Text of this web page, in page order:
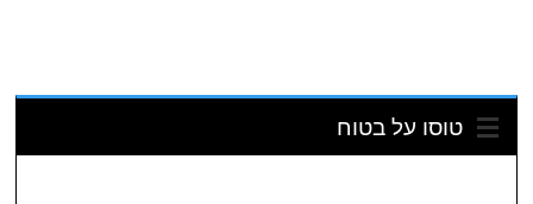
טוסו על בטוח